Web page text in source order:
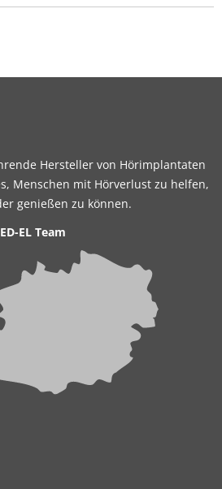
Hersteller von Hörimplantaten
Menschen mit Hörverlust zu helfen,
genießen zu können.
EL Team